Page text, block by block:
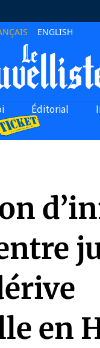
ENGLISH
Éditorial
en